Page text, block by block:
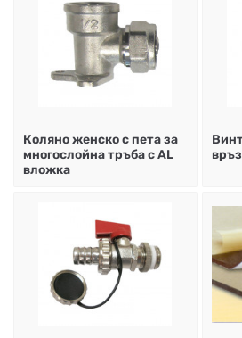
КАМИНИ
НА
KАМИНИ
НА
Коляно женско с пета за
многослойна тръба с АL
вложка